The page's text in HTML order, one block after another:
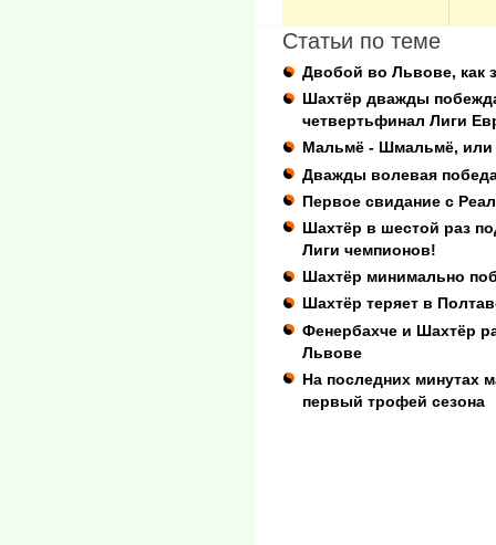
Статьи по теме
Двобой во Львове, как
Шахтёр дважды
четвертьфинал Лиги
Мальмё - Шмальмё, или
Дважды волевая
Первое свидание с
Шахтёр в шестой раз
Лиги чемпионов!
Шахтёр минимально
Шахтёр теряет в
Фенербахче и Шахтёр
Львове
На последних минутах
первый трофей сезона